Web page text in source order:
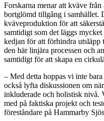
Forskarna menar att kväve
bortglömd tillgång i samhället.
kväveproduktion för att
samtidigt som det läggs
kedjan för att förhindra
den här linjära processen och
samtidigt för att skapa en
– Med detta hoppas vi inte
också lyfta diskussionen om
inkluderade och holistisk nivå.
med på faktiska projekt och
föreståndare på Hammarby